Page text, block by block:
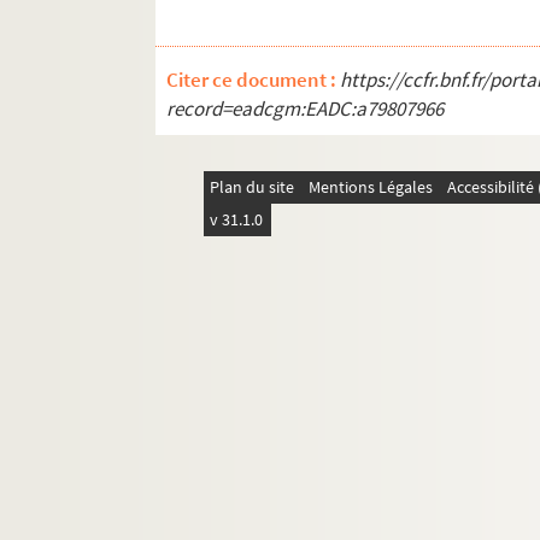
SD IC254. Inauguration école 120
SD IC255. Inauguration du groupe
SD IC256. Inauguration du groupe
SD IC258. Inauguration du groupe
SD IC259. Inauguration du groupe
Citer ce document : https://ccfr.bnf.fr/
record=eadcgm:EADC:a79807966
Plan du site Mentions Légales
v 31.1.0